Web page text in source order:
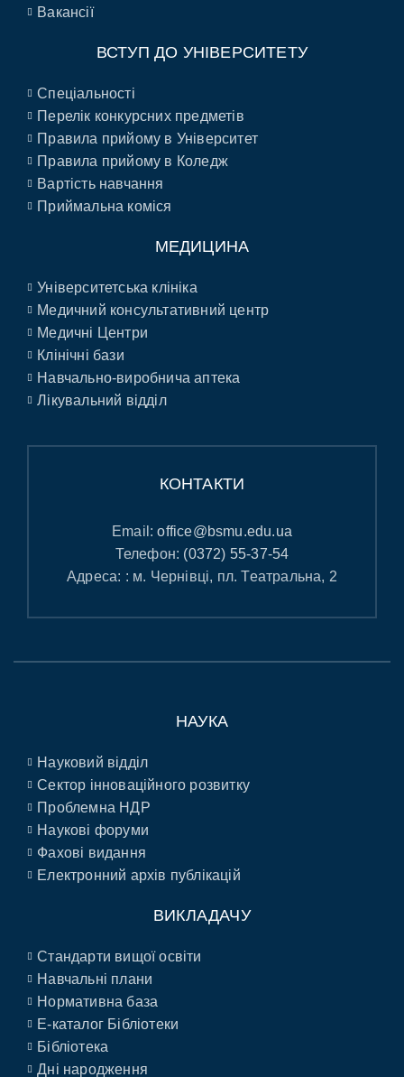
Вакансії
ВСТУП ДО УНІВЕРСИТЕТУ
Спеціальності
Перелік конкурсних предметів
Правила прийому в Університет
Правила прийому в Коледж
Вартість навчання
Приймальна коміся
МЕДИЦИНА
Університетська клініка
Медичний консультативний центр
Медичні Центри
Клінічні бази
Навчально-виробнича аптека
Лікувальний відділ
КОНТАКТИ
Email:office@bsmu.edu.ua
Телефон: (0372) 55-37-54
Адреса: : м. Чернівці, пл. Театральна, 2
НАУКА
Науковий відділ
Сектор інноваційного розвитку
Проблемна НДР
Наукові форуми
Фахові видання
Електронний архів публікацій
ВИКЛАДАЧУ
Стандарти вищої освіти
Навчальні плани
Нормативна база
E-каталог Бібліотеки
Бібліотека
Дні народження